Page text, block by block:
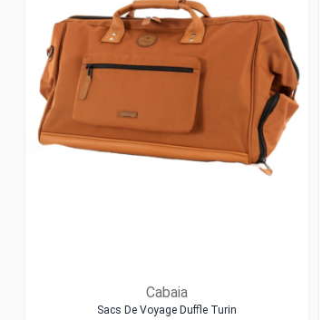
Cabaia
Sacs De Voyage Duffle Turin